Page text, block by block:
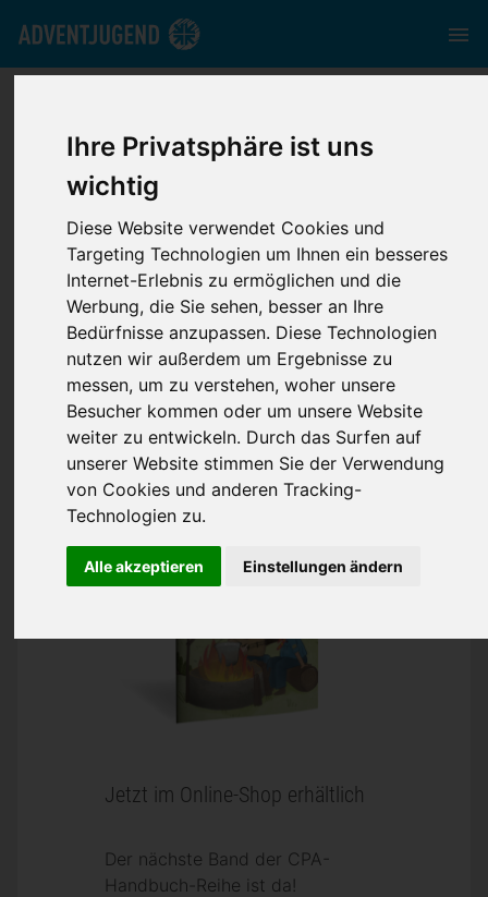
Ihre Privatsphäre ist uns
wichtig
Diese Website verwendet Cookies und
Targeting Technologien um Ihnen ein besseres
Internet-Erlebnis zu ermöglichen und die
Werbung, die Sie sehen, besser an Ihre
Bedürfnisse anzupassen. Diese Technologien
nutzen wir außerdem um Ergebnisse zu
messen, um zu verstehen, woher unsere
Besucher kommen oder um unsere Website
weiter zu entwickeln. Durch das Surfen auf
unserer Website stimmen Sie der Verwendung
von Cookies und anderen Tracking-
Technologien zu.
Alle akzeptieren Einstellungen ändern
Neuerscheinung:
CPA Handbuch für
Guides
Jetzt im Online-Shop erhältlich
Der nächste Band der CPA-
Handbuch-Reihe ist da!